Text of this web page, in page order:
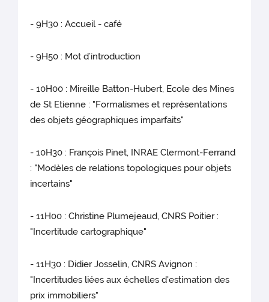
- 9H30 : Accueil - café
- 9H50 : Mot d’introduction
- 10H00 : Mireille Batton-Hubert, Ecole des Mines
de St Etienne : "Formalismes et représentations
des objets géographiques imparfaits"
- 10H30 : François Pinet, INRAE Clermont-Ferrand
: "Modèles de relations topologiques pour objets
incertains"
- 11H00 : Christine Plumejeaud, CNRS Poitier :
"Incertitude cartographique"
- 11H30 : Didier Josselin, CNRS Avignon :
"Incertitudes liées aux échelles d'estimation des
prix immobiliers"